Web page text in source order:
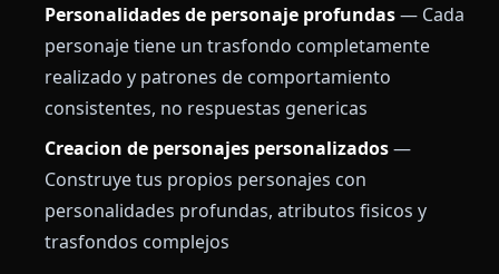
Personalidades de personaje profundas— Cada
personaje tiene un trasfondo completamente
realizado y patrones de comportamiento
consistentes, no respuestas genericas
Creacion de personajes personalizados—
Construye tus propios personajes con
personalidades profundas, atributos fisicos y
trasfondos complejos